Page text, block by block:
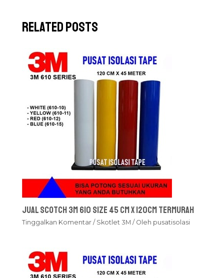
Related Posts
Jual Scotch 3M 610 Size 45 cm x 120cm Termurah
Tinggalkan Komentar / Skotlet 3M / Oleh pusatisolasi